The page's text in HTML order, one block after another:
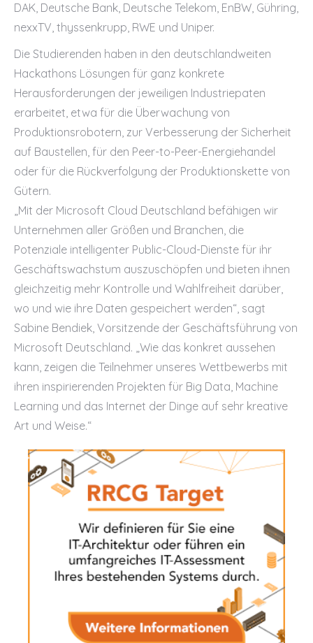
DAK, Deutsche Bank, Deutsche Telekom, EnBW, Gühring,
nexxTV, thyssenkrupp, RWE und Uniper.
Die Studierenden haben in den deutschlandweiten
Hackathons Lösungen für ganz konkrete
Herausforderungen der jeweiligen Industriepaten
erarbeitet, etwa für die Überwachung von
Produktionsrobotern, zur Verbesserung der Sicherheit
auf Baustellen, für den Peer-to-Peer-Energiehandel
oder für die Rückverfolgung der Produktionskette von
Gütern.
„Mit der Microsoft Cloud Deutschland befähigen wir
Unternehmen aller Größen und Branchen, die
Potenziale intelligenter Public-Cloud-Dienste für ihr
Geschäftswachstum auszuschöpfen und bieten ihnen
gleichzeitig mehr Kontrolle und Wahlfreiheit darüber,
wo und wie ihre Daten gespeichert werden“, sagt
Sabine Bendiek, Vorsitzende der Geschäftsführung von
Microsoft Deutschland. „Wie das konkret aussehen
kann, zeigen die Teilnehmer unseres Wettbewerbs mit
ihren inspirierenden Projekten für Big Data, Machine
Learning und das Internet der Dinge auf sehr kreative
Art und Weise.“